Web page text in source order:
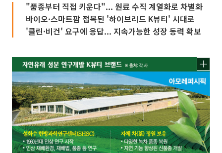
"품종부터 직접 키운다"... 원료 수직 계열화로 차별화
바이오·스마트팜 접목된 '하이브리드 K뷰티' 시대로
'클린·비건' 요구에 응답... 지속가능한 성장 동력 확보